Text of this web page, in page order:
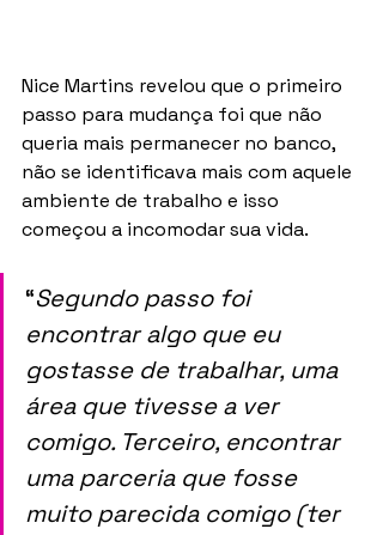
Nice Martins revelou que o primeiro
passo para mudança foi que não
queria mais permanecer no banco,
não se identificava mais com aquele
ambiente de trabalho e isso
começou a incomodar sua vida.
“Segundo passo foi
encontrar algo que eu
gostasse de trabalhar, uma
área que tivesse a ver
comigo. Terceiro, encontrar
uma parceria que fosse
muito parecida comigo (ter